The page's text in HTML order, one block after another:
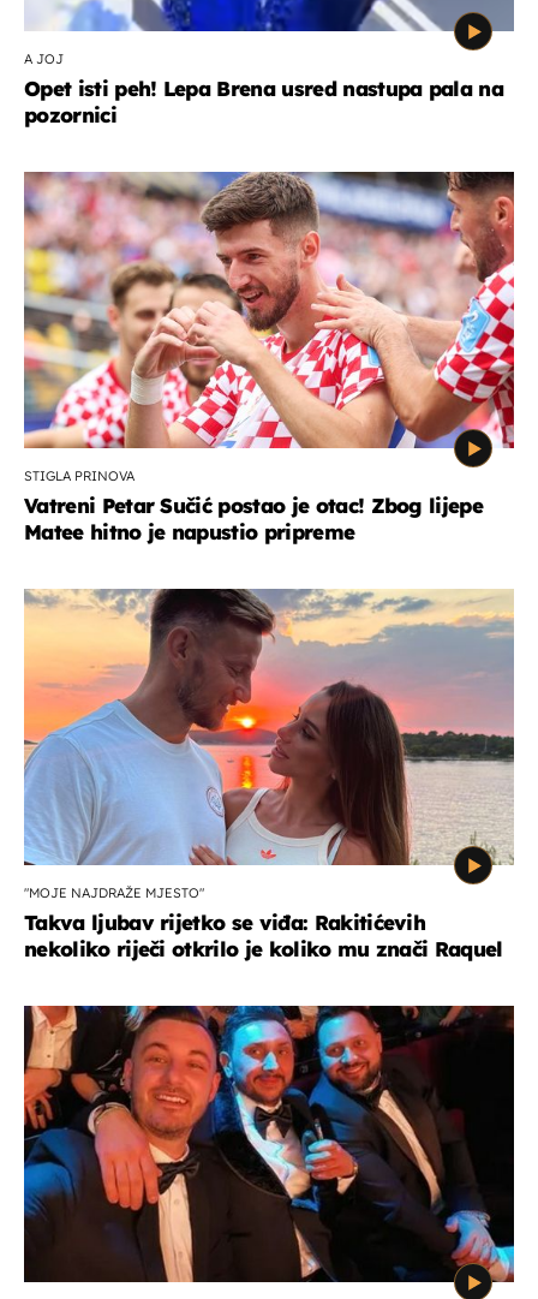
A JOJ
Opet isti peh! Lepa Brena usred nastupa pala na
pozornici
STIGLA PRINOVA
Vatreni Petar Sučić postao je otac! Zbog lijepe
Matee hitno je napustio pripreme
"MOJE NAJDRAŽE MJESTO"
Takva ljubav rijetko se viđa: Rakitićevih
nekoliko riječi otkrilo je koliko mu znači Raquel